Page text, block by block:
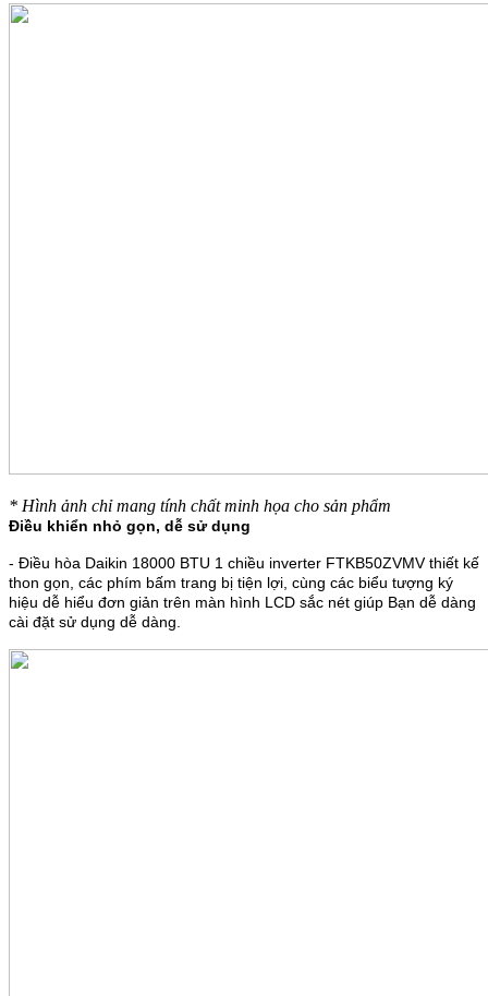
* Hình ảnh chỉ mang tính chất minh họa cho sản phẩm
Điều khiển nhỏ gọn, dễ sử dụng
- Điều hòa Daikin 18000 BTU 1 chiều inverter FTKB50ZVMV thiết kế
thon gọn, các phím bấm trang bị tiện lợi, cùng các biểu tượng ký
hiệu dễ hiểu đơn giản trên màn hình LCD sắc nét giúp Bạn dễ dàng
cài đặt sử dụng dễ dàng.